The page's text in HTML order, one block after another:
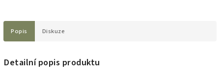
Popis Diskuze
Detailní popis produktu